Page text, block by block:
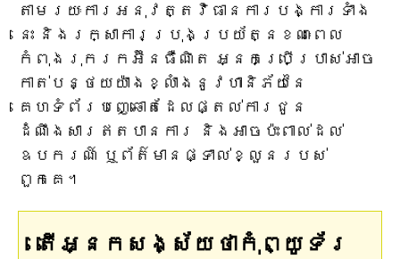
តាមរយៈការអនុវត្តវិធានការបង្ការទាំង
នេះ និងរក្សាការប្រុងប្រយ័ត្នខណៈពេល
កំពុងរុករកអ៊ីនធឺណិត អ្នកប្រើប្រាស់អាច
កាត់បន្ថយយ៉ាងខ្លាំងនូវហានិភ័យនៃ
គេហទំព័របញ្ឆោតដែលផ្តល់ការជូន
ដំណឹងសារឥតបានការ និងអាចប៉ះពាល់ដល់
ឧបករណ៍ ឬព័ត៌មានផ្ទាល់ខ្លួនរបស់
ពួកគេ។
តើអ្នកសង្ស័យថាកុំព្យូទ័រ